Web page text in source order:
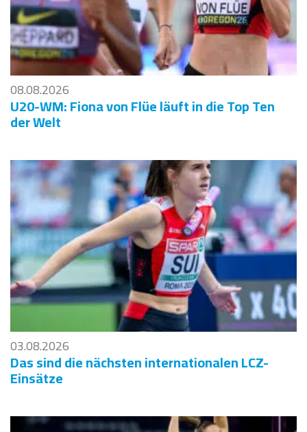
08.08.2026
U20-WM: Fiona von Flüe läuft in die Top Ten
der Welt
03.08.2026
Das sind die nächsten internationalen LCZ-
Einsätze